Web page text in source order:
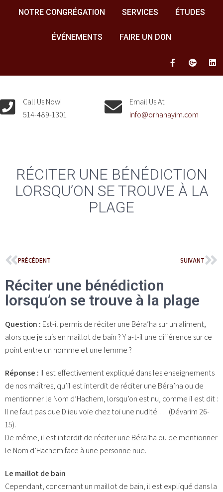
NOTRE CONGRÉGATION SERVICES ÉTUDES
ÉVÉNEMENTS FAIRE UN DON
Call Us Now!
514-489-1301
Email Us At
info@orhahayim.com
RÉCITER UNE BÉNÉDICTION
LORSQU’ON SE TROUVE À LA
PLAGE
PRÉCÉDENT SUIVANT
Réciter une bénédiction
lorsqu’on se trouve à la plage
Question : Est-il permis de réciter une Béra’ha sur un aliment,
alors que je suis en maillot de bain ? Y a-t-il une différence sur ce
point entre un homme et une femme ?
Réponse : Il est effectivement expliqué dans les enseignements
de nos maîtres, qu’il est interdit de réciter une Béra’ha ou de
mentionner le Nom d’Hachem, lorsqu’on est nu, comme il est dit :
Il ne faut pas que D.ieu voie chez toi une nudité … (Dévarim 26-
15).
De même, il est interdit de réciter une Béra’ha ou de mentionner
le Nom d’Hachem face à une personne nue.
Le maillot de bain
Cependant, concernant un maillot de bain, il est expliqué dans la